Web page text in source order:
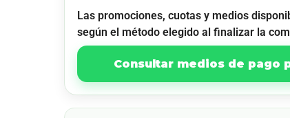
Las promociones, cuotas y medios
según el método elegido al finalizar la
Consultar medios de pago